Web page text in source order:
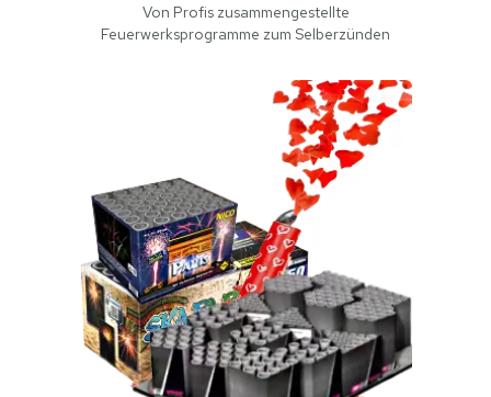
Von Profis zusammengestellte
Feuerwerksprogramme zum Selberzünden